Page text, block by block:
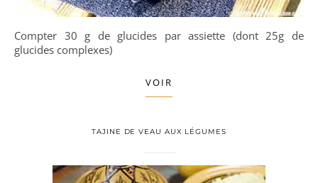
Compter 30 g de glucides par assiette (dont 25g de
glucides complexes)
VOIR
TAJINE DE VEAU AUX LÉGUMES